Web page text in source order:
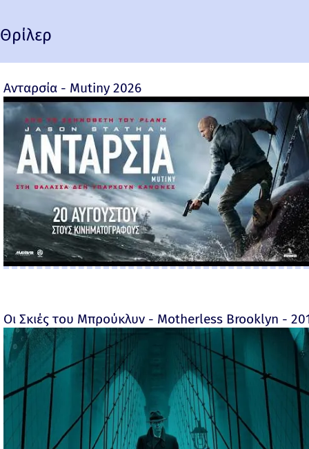
Θρίλερ
Ανταρσία - Mutiny 2026
Οι Σκιές του Μπρούκλυν - Motherless Brooklyn -